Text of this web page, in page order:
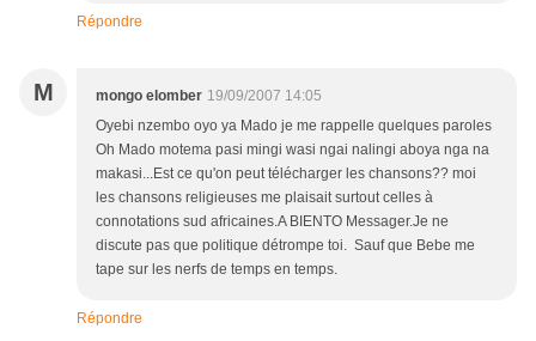
Répondre
M mongo elomber 19/09/2007 14:05
Oyebi nzembo oyo ya Mado je me rappelle quelques paroles
Oh Mado motema pasi mingi wasi ngai nalingi aboya nga na
makasi...Est ce qu'on peut télécharger les chansons?? moi
les chansons religieuses me plaisait surtout celles à
connotations sud africaines.A BIENTO Messager.Je ne
discute pas que politique détrompe toi. Sauf que Bebe me
tape sur les nerfs de temps en temps.
Répondre